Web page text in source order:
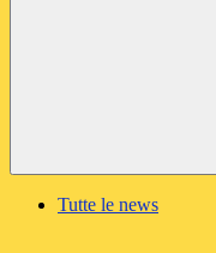
Tutte le news